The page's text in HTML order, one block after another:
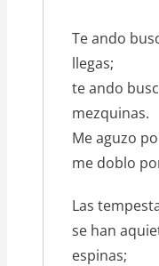
texto_poema
Te ando
llegas;
te ando
mezquinas.
Me aguzo
me doblo
Las
se han
espinas;